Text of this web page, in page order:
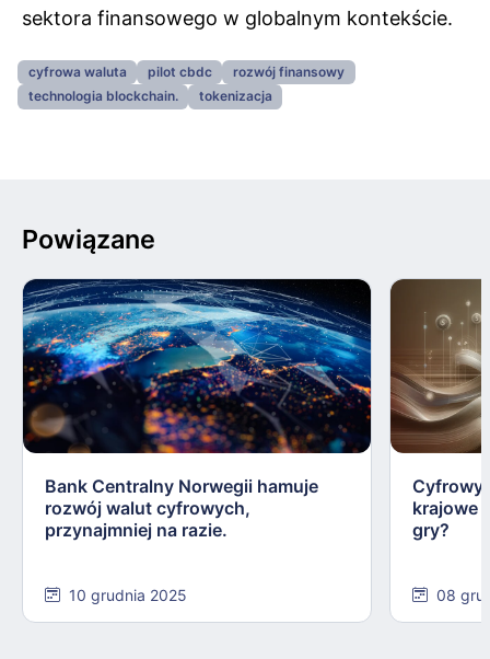
sektora finansowego w globalnym kontekście.
cyfrowa waluta pilot cbdc
rozwój finansowy
technologia blockchain.
tokenizacja
Powiązane
Bank Centralny Norwegii hamuje
rozwój walut cyfrowych,
przynajmniej na razie.
10 grudnia 2025
Cyfrowy
krajowe
gry?
08